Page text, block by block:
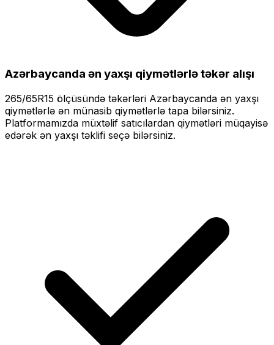
Azərbaycanda ən yaxşı qiymətlərlətəkər alışı
265/65R15 ölçüsündə təkərləri Azərbaycanda ən yaxşı
qiymətlərlə ən münasib qiymətlərlə tapa bilərsiniz.
Platformamızda müxtəlif satıcılardan qiymətləri müqayisə
edərək ən yaxşı təklifi seçə bilərsiniz.